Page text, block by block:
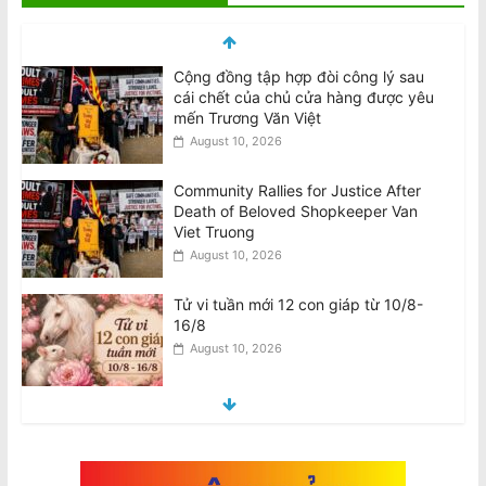
Cộng đồng tập hợp đòi công lý sau
cái chết của chủ cửa hàng được yêu
mến Trương Văn Việt
August 10, 2026
Community Rallies for Justice After
Death of Beloved Shopkeeper Van
Viet Truong
August 10, 2026
Tử vi tuần mới 12 con giáp từ 10/8-
16/8
August 10, 2026
Tử vi tuần mới 12 cung hoàng đạo